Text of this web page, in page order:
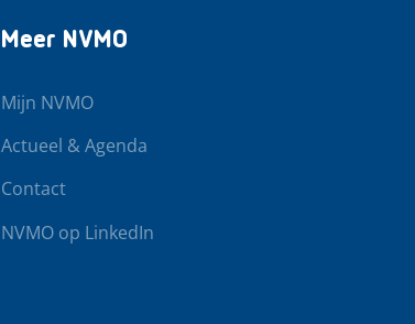
Meer NVMO
Mijn NVMO
Actueel & Agenda
Contact
NVMO op LinkedIn